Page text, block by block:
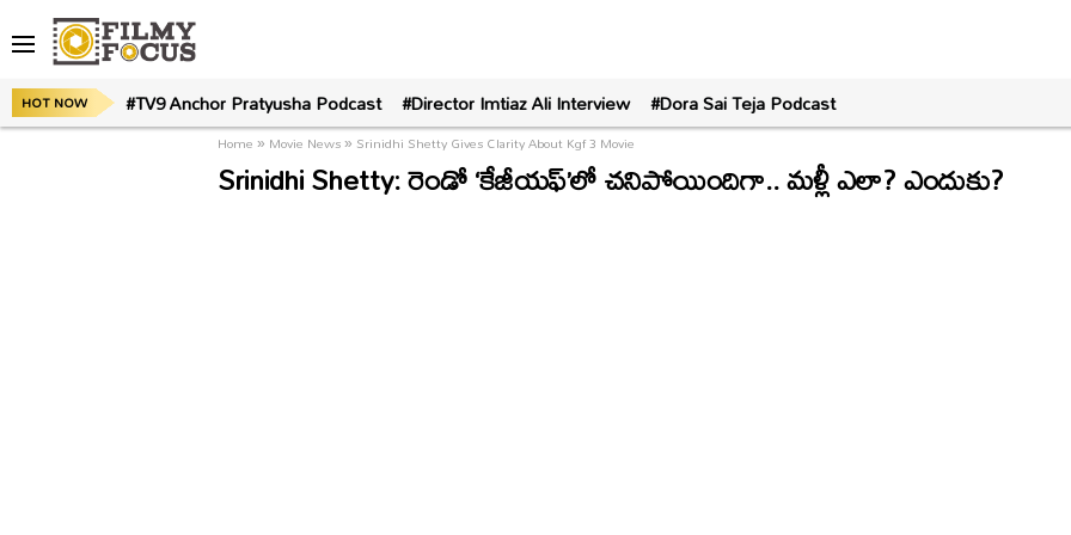
HOT NOW #TV9 Anchor Pratyusha Podcast #Director Imtiaz Ali Interview #Dora Sai Teja Podcast
Home» Movie News» Srinidhi Shetty Gives Clarity About Kgf 3 Movie
Srinidhi Shetty: రెండో ‘కేజీయఫ్‌’లో చనిపోయిందిగా.. మళ్లీ ఎలా? ఎందుకు?